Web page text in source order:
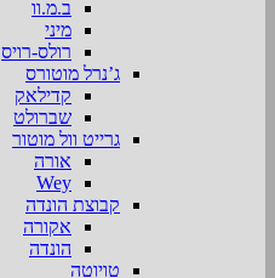
ב.מ.וו
מיני
רולס-רויס
ג’נרל מוטורס
קדילאק
שברולט
גרייט וול מוטור
אורה
Wey
קבוצת הונדה
אקורה
הונדה
טויוטה